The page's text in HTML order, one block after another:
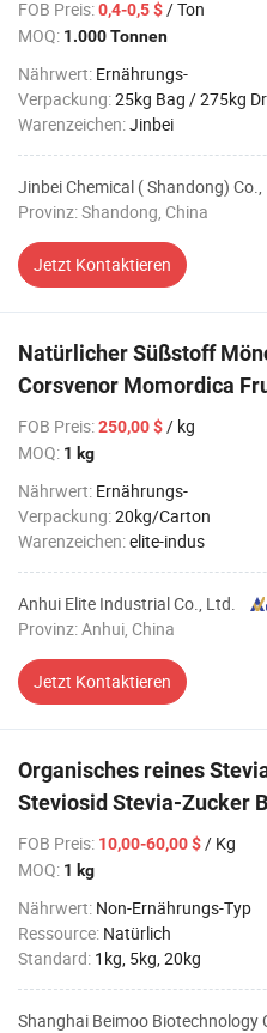
FOB Preis:0,4-0,5 $/ Ton
MOQ: 1.000 Tonnen
Nährwert: Ernährungs-
Verpackung:25kg Bag / 275kg Drum / 1300kg
Warenzeichen:Jinbei
Jinbei Chemical ( Shandong) Co.,
Provinz: Shandong, China
Jetzt Kontaktieren
Natürlicher Süßstoff
Corsvenor Momordica
FOB Preis:250,00 $/ kg
MOQ: 1 kg
Nährwert: Ernährungs-
Verpackung:20kg/Carton
Warenzeichen:elite-indus
Anhui Elite Industrial Co., Ltd.
Provinz: Anhui, China
Jetzt Kontaktieren
Organisches reines
Steviosid Stevia-Zucker
FOB Preis: 10,00-60,00 $/ Kg
MOQ: 1 kg
Nährwert: Non-Ernährungs-Typ
Ressource: Natürlich
Standard: 1kg, 5kg, 20kg
Shanghai Beimoo Biotechnology